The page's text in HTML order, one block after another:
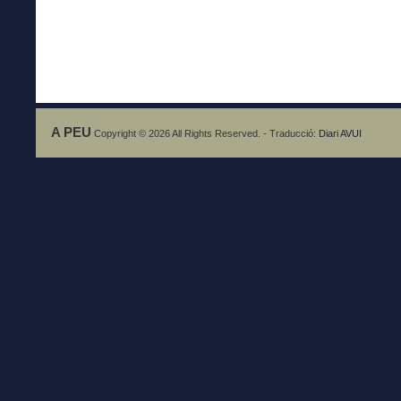
A PEU Copyright © 2026 All Rights Reserved. - Traducció: Diari AVUI